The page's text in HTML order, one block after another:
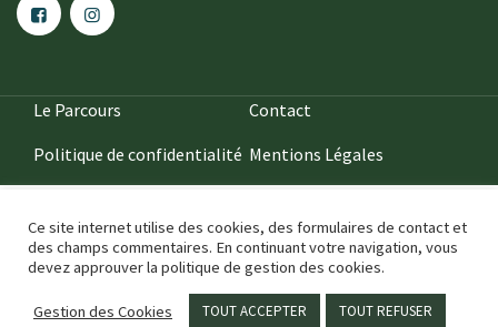
Le Parcours
Contact
Politique de confidentialité Mentions Légales
2020 ••• IDÉFIXE ® •••
Ce site internet utilise des cookies, des formulaires de contact et
des champs commentaires. En continuant votre navigation, vous
devez approuver la politique de gestion des cookies.
Gestion des Cookies TOUT ACCEPTER TOUT REFUSER